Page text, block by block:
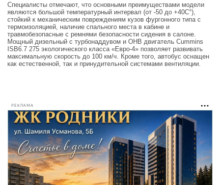
Специалисты отмечают, что основными преимуществами модели
являются большой температурный интервал (от -50 до +40С°),
стойкий к механическим повреждениям кузов фургонного типа с
термоизоляцией, наличие спального места в кабине и
травмобезопасные с ремнями безопасности сидения в салоне.
Мощный дизельный с турбонаддувом и ОНВ двигатель Cummins
ISB6.7 275 экологического класса «Евро-4» позволяет развивать
максимальную скорость до 100 км/ч. Кроме того, автобус оснащен
как естественной, так и принудительной системами вентиляции.
РЕКЛАМА